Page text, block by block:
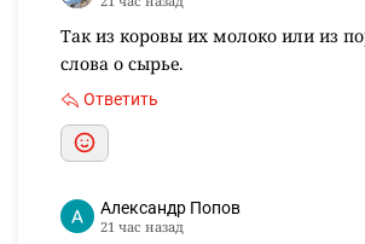
Так из коровы их молоко или из
слова о сырье.
Ответить
Александр Попов
21 час назад